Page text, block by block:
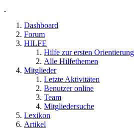
Dashboard
Forum
HILFE
Hilfe zur ersten Orientierung
Alle Hilfethemen
Mitglieder
Letzte Aktivitäten
Benutzer online
Team
Mitgliedersuche
Lexikon
Artikel